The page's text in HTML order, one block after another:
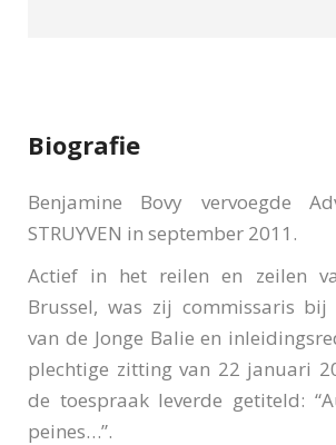
Biografie
Benjamine Bovy vervoegde
STRUYVEN in september 2011.
Actief in het reilen en zeilen
Brussel, was zij commissaris bij
van de Jonge Balie en
plechtige zitting van 22 januari
de toespraak leverde getiteld:
peines…”.